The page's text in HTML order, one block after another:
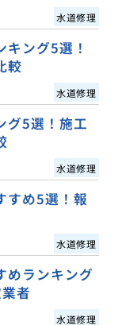
水道修理
ング5選！
較
水道修理
グ5選！施工
水道修理
すめ5選！報
水道修理
めランキング
者
水道修理